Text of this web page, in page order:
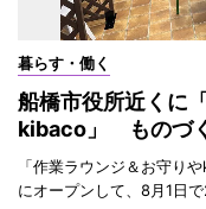
暮らす・働く
船橋市役所近くに
kibaco」 ものづ
「作業ラウンジ＆お守り
にオープンして、8月1日で